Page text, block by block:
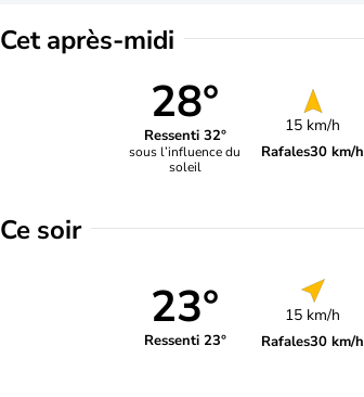
Cet après-midi
28°
Ressenti 32°
sous l’influence du
soleil
15 km/h
Rafales30 km/h
Ce soir
23°
Ressenti 23°
15 km/h
Rafales30 km/h